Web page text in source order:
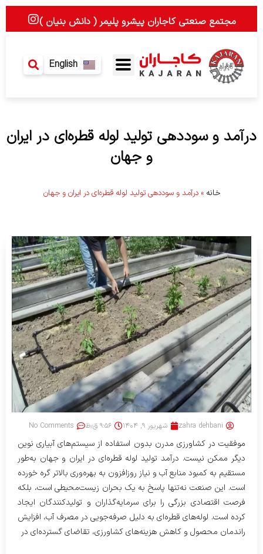
پرش
I
n
a
g
مجتمع صنعتی کاجاران پیشرو پلیمر ( دانش بنیان )
English
درآمد و سوددهی تولید لوله قطره‌ای در ایران
و جهان
خانه »درآمد و سوددهی تولید لوله قطره‌ای در ایران و جهان
zahra dehbani شهریور ۹, ۱۴۰۴ ۹:۵۶ ق٫ظ No Comments
موفقیت در کشاورزی مدرن بدون استفاده از سیستم‌های آبیاری نوین
دیگر ممکن نیست. درآمد تولید لوله قطره‌ای در ایران و جهان به‌طور
مستقیم به کمبود منابع آب و نیاز روزافزون به بهره‌وری بالاتر گره خورده
است. این صنعت نه‌تنها پاسخ به یک بحران زیست‌محیطی است، بلکه
فرصت اقتصادی بزرگی را برای سرمایه‌گذاران و تولیدکنندگان ایجاد
کرده است. لوله‌های قطره‌ای به دلیل صرفه‌جویی در مصرف آب، افزایش
راندمان محصول و کاهش هزینه‌های کشاورزی، تقاضای گسترده‌ای در